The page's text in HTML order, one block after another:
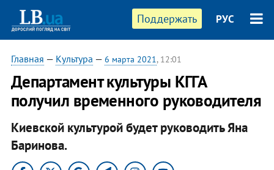
Поддержать РУС
Главная — Культура — 6 марта 2021, 12:01
Департамент культуры КГГА
получил временного руководителя
Киевской культурой будет руководить Яна
Баринова.